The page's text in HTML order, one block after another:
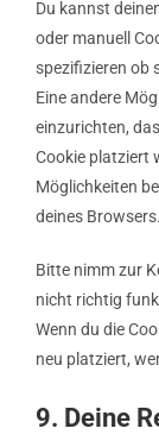
Du kannst
oder manuell
spezifizieren ob
Eine andere
einzurichten,
Cookie platziert
Möglichkeiten
deines Browsers.
Bitte nimm zur
nicht richtig
Wenn du die
neu platziert,
9. Deine